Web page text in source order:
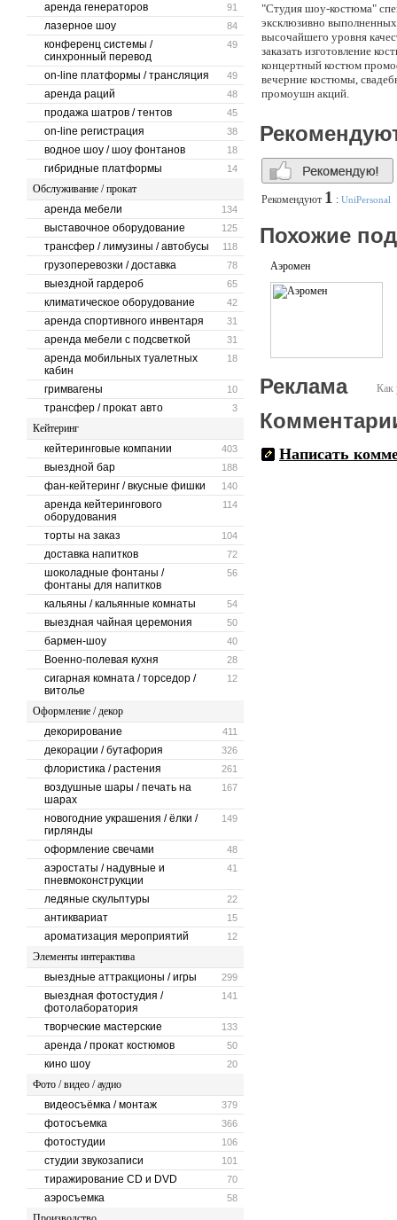
91
аренда генераторов
84
лазерное шоу
49
конференц системы /
синхронный перевод
49
on-line платформы / трансляция
48
аренда раций
45
продажа шатров / тентов
38
on-line регистрация
18
водное шоу / шоу фонтанов
14
гибридные платформы
Обслуживание / прокат
134
аренда мебели
125
выставочное оборудование
118
трансфер / лимузины / автобусы
78
грузоперевозки / доставка
65
выездной гардероб
42
климатическое оборудование
31
аренда спортивного инвентаря
31
аренда мебели с подсветкой
18
аренда мобильных туалетных
кабин
10
гримвагены
3
трансфер / прокат авто
Кейтеринг
403
кейтеринговые компании
188
выездной бар
140
фан-кейтеринг / вкусные фишки
114
аренда кейтерингового
оборудования
104
торты на заказ
72
доставка напитков
56
шоколадные фонтаны /
фонтаны для напитков
54
кальяны / кальянные комнаты
50
выездная чайная церемония
40
бармен-шоу
28
Военно-полевая кухня
12
сигарная комната / торседор /
витолье
Оформление / декор
411
декорирование
326
декорации / бутафория
261
флористика / растения
167
воздушные шары / печать на
шарах
149
новогодние украшения / ёлки /
гирлянды
48
оформление свечами
41
аэростаты / надувные и
пневмоконструкции
22
ледяные скульптуры
15
антиквариат
12
ароматизация мероприятий
Элементы интерактива
299
выездные аттракционы / игры
141
выездная фотостудия /
фотолаборатория
133
творческие мастерские
50
аренда / прокат костюмов
20
кино шоу
Фото / видео / аудио
379
видеосъёмка / монтаж
366
фотосъемка
106
фотостудии
101
студии звукозаписи
70
тиражирование CD и DVD
58
аэросъемка
"Студия шоу-костюма"
эксклюзивно
высочайшего уровня
заказать изготовление
концертный костюм
вечерние костюмы,
промоушн акций.
Рекомендуют 1 : UniPersonal
Похожие
Аэромен
Как
Реклама
Написать